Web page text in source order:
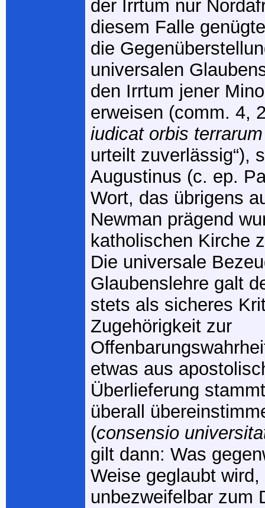
der Irrtum nur
diesem Falle
die
universalen
den Irrtum jener
erweisen (comm. 4,
iudicat orbis terrarum
urteilt zuverlässig“),
Augustinus (c. ep.
Wort, das übrigens
Newman prägend
katholischen Kirche
Die universale
Glaubenslehre galt
stets als sicheres
Zugehörigkeit zur
etwas aus
Überlieferung
überall
(consensio
gilt dann: Was
Weise geglaubt wird,
unbezweifelbar zum